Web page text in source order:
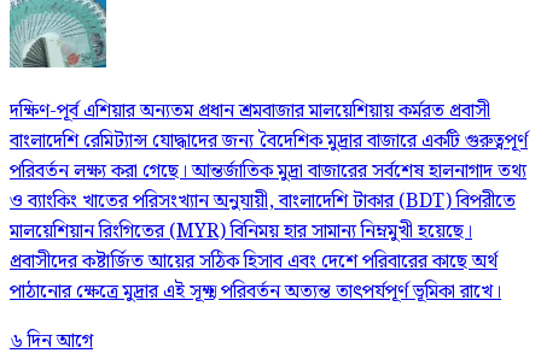
দক্ষিণ-পূর্ব এশিয়ার অন্যতম প্রধান শ্রমবাজার মালয়েশিয়ায় কর্মরত প্রবাসী
বাংলাদেশি রেমিট্যান্স যোদ্ধাদের জন্য বৈদেশিক মুদ্রার বাজারে একটি গুরুত্বপূর্ণ
পরিবর্তন লক্ষ্য করা গেছে। আন্তর্জাতিক মুদ্রা বাজারের সর্বশেষ হালনাগাদ তথ্য
ও ব্যাংকিং খাতের পরিসংখ্যান অনুযায়ী, বাংলাদেশি টাকার (BDT) বিপরীতে
মালয়েশিয়ান রিংগিতের (MYR) বিনিময় হার সামান্য নিম্নমুখী হয়েছে।
প্রবাসীদের কষ্টার্জিত আয়ের সঠিক হিসাব এবং দেশে পরিবারের কাছে অর্থ
পাঠানোর ক্ষেত্রে মুদ্রার এই সূক্ষ্ম পরিবর্তন অত্যন্ত তাৎপর্যপূর্ণ ভূমিকা রাখে।
৬ দিন আগে